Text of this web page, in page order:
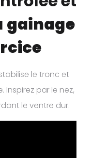
gainage
le tronc et
Inspirez par le nez,
le ventre dur.